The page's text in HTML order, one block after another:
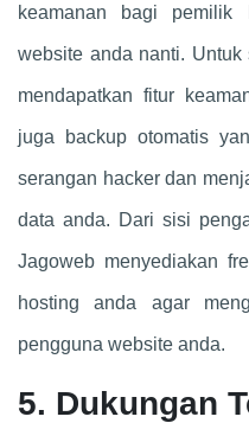
keamanan bagi pemilik
website anda nanti.
mendapatkan fitur
juga backup otomatis
serangan hacker dan
data anda. Dari sisi
Jagoweb menyediakan
hosting anda agar
pengguna website anda.
5. Dukungan